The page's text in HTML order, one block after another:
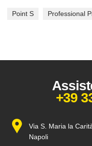
Point S Professional
+39
Via S. Maria la
Napoli